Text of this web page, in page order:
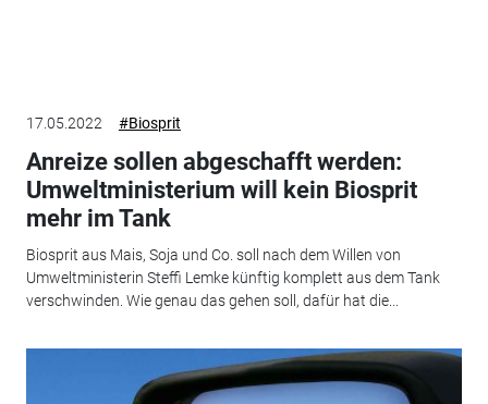
17.05.2022 #Biosprit
Anreize sollen abgeschafft werden:
Umweltministerium will kein Biosprit
mehr im Tank
Biosprit aus Mais, Soja und Co. soll nach dem Willen von
Umweltministerin Steffi Lemke künftig komplett aus dem Tank
verschwinden. Wie genau das gehen soll, dafür hat die...